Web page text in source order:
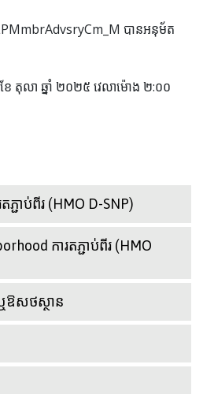
បានអនុម័ត
ែ តុលា ឆ្នាំ ២០២៥ វេលាម៉ោង ២:០០
ជាប់ពីរ (HMO D-SNP)
ការតភ្ជាប់ពីរ (HMO
ឬឱសថស្ថាន